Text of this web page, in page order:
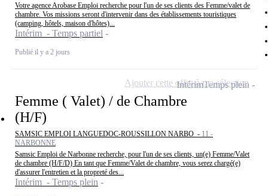
Votre agence Arobase Emploi recherche pour l'un de ses clients des Femme/valet de
chambre. Vos missions seront d'intervenir dans des établissements touristiques
(camping, hôtels, maison d'hôtes)...
Intérim - Temps partiel
Publié il y a 2 jours
Femme ( Valet) / de Chambre
(H/F)
SAMSIC EMPLOI LANGUEDOC-ROUSSILLON NARBO - 11 -
NARBONNE
Samsic Emploi de Narbonne recherche, pour l'un de ses clients, un(e) Femme/Valet
de chambre (H/F/D) En tant que Femme/Valet de chambre, vous serez chargé(e)
d'assurer l'entretien et la propreté des...
Intérim - Temps plein
IntérimTemps plein
Ajouter cette offre à ma sélection